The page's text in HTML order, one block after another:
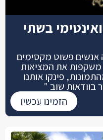
בשתי
אנשים פשוט מקסימים
משקפות את המציאות
פינקו אותנו
בוודאות שוב "
הזמינו עכשיו